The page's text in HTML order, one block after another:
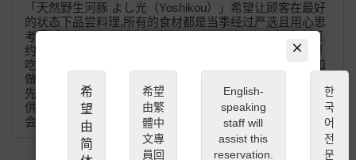
×
希
望
由
简
希望
由繁
體中
文專
員回
English-
speaking
staff will
assist this
reservation.
한
국
어
전
문
「天然野生河豚 よし光（Yoshikou）」希望让顾客在最好
的状态下品尝料理,所有的食材都是当季经过严选且用心思
考最适合的烹调方式来提供料理。所以希望顾客能事先预
约并且依顾客您的预约内容知道您是否有过敏的食材或想
吃的料理等、为帮您准备最棒的料理,需要确保当季食材和
做料理前准备,也为了让您安心的取得确定的预约,请务必事
先完成经由paypal（或信用卡）的线上预约付款。为了提
供最棒的时间给您,「天然野生河豚 よし光（Yoshikou）」
会做作万全的准备等待您的光临,也希望您的配合,谢谢。